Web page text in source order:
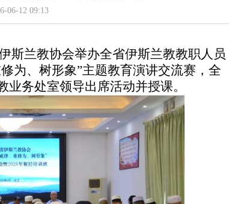
06-12 09:13
斯兰教协会举办全省伊斯兰教教职人员
为、树形象”主题教育演讲交流赛，全
务处室领导出席活动并授课。